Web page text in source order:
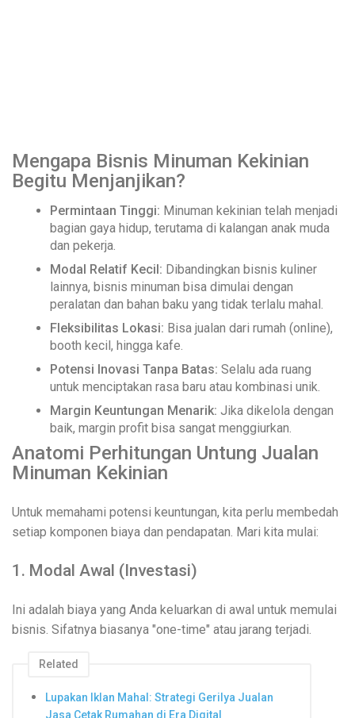
Mengapa Bisnis Minuman Kekinian
Begitu Menjanjikan?
Permintaan Tinggi: Minuman kekinian telah menjadi
bagian gaya hidup, terutama di kalangan anak muda
dan pekerja.
Modal Relatif Kecil: Dibandingkan bisnis kuliner
lainnya, bisnis minuman bisa dimulai dengan
peralatan dan bahan baku yang tidak terlalu mahal.
Fleksibilitas Lokasi: Bisa jualan dari rumah (online),
booth kecil, hingga kafe.
Potensi Inovasi Tanpa Batas: Selalu ada ruang
untuk menciptakan rasa baru atau kombinasi unik.
Margin Keuntungan Menarik: Jika dikelola dengan
baik, margin profit bisa sangat menggiurkan.
Anatomi Perhitungan Untung Jualan
Minuman Kekinian
Untuk memahami potensi keuntungan, kita perlu membedah
setiap komponen biaya dan pendapatan. Mari kita mulai:
1. Modal Awal (Investasi)
Ini adalah biaya yang Anda keluarkan di awal untuk memulai
bisnis. Sifatnya biasanya "one-time" atau jarang terjadi.
Related
Lupakan Iklan Mahal: Strategi Gerilya Jualan
Jasa Cetak Rumahan di Era Digital